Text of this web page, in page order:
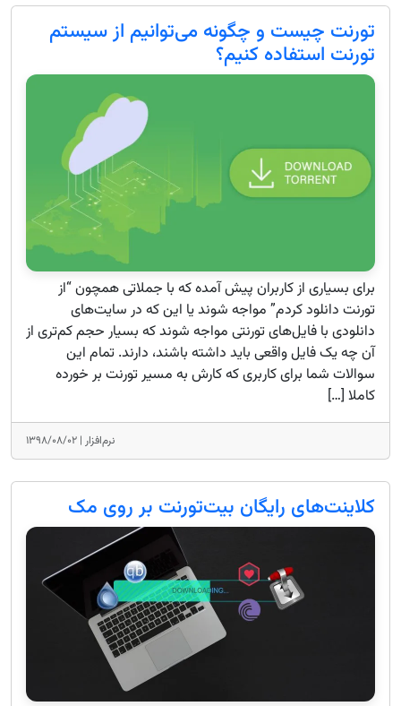
تورنت چیست و چگونه می‌توانیم از سیستم
تورنت استفاده کنیم؟
برای بسیاری از کاربران پیش آمده که با جملاتی همچون “از
تورنت دانلود کردم” مواجه شوند یا این که در سایت‌های
دانلودی با فایل‌های تورنتی مواجه شوند که بسیار حجم کم‌تری از
آن چه یک فایل واقعی باید داشته باشند، دارند. تمام این
سوالات شما برای کاربری که کارش به مسیر تورنت بر خورده
کاملا […]
نرم‌افزار | ۱۳۹۸/۰۸/۰۲
کلاینت‌های رایگان بیت‌تورنت بر روی مک